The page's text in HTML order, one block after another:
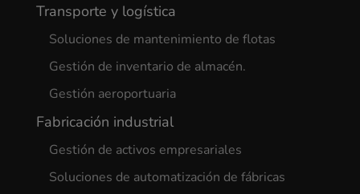
Transporte y logística
Soluciones de mantenimiento de flotas
Gestión de inventario de almacén.
Gestión aeroportuaria
Fabricación industrial
Gestión de activos empresariales
Soluciones de automatización de fábricas